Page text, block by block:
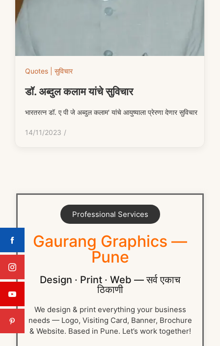
Quotes | सुविचार
डॉ. अब्दुल कलाम यांचे सुविचार
भारतरत्न डॉ. ए पी जे अब्दुल कलाम' यांचे आयुष्याला प्रेरणा देणार सुविचार
14/11/2023 /
Professional Services
Gaurang Graphics —
Pune
Design · Print · Web — सर्व एकाच
ठिकाणी
We design & print everything your business
needs — Logo, Visiting Card, Banner, Brochure
& Website. Based in Pune. Let’s work together!